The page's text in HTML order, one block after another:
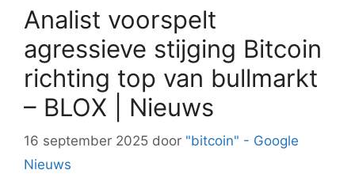
Analist voorspelt
agressieve stijging Bitcoin
richting top van bullmarkt
– BLOX | Nieuws
16 september 2025 door "bitcoin" - Google
Nieuws